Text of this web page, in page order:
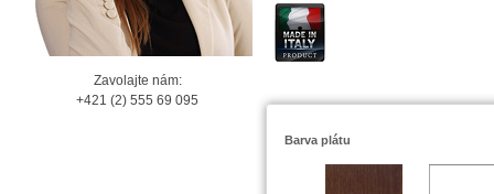
Zavolajte nám:
+421 (2) 555 69 095
Barva plátu